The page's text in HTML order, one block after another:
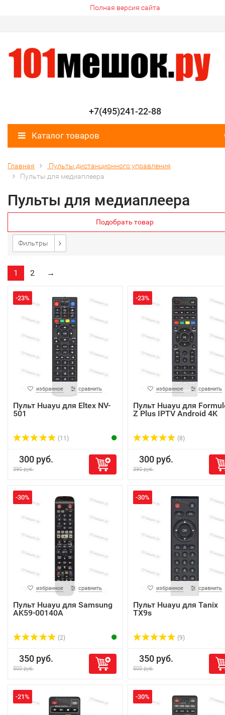
Полная версия сайта
+7(495)241-22-88
Каталог товаров
Главная
Пульты дистанционного управления
Пульты для медиаплеера
Пульты для медиаплеера
Подобрать товар
Фильтры
1 2 →
-23%
избранное сравнить
Пульт Huayu для Eltex NV-
501
(11)
300 руб.
390 руб.
-23%
избранное сравнить
Пульт Huayu для
Z Plus IPTV Android 4K
(8)
300 руб.
390 руб.
-30%
избранное сравнить
Пульт Huayu для Samsung
AK59-00140A
(2)
350 руб.
500 руб.
-30%
избранное сравнить
Пульт Huayu для Tanix
TX9s
(9)
350 руб.
500 руб.
-21% -30%